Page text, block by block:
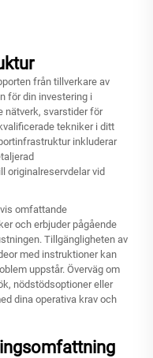
från tillverkare av
för din investering i
nätverk, svarstider för
tekniker i ditt
inkluderar
originalreservdelar vid
omfattande
och erbjuder pågående
Tillgängligheten av
med instruktioner kan
uppstår. Överväg om
nödstödsoptioner eller
dina operativa krav och